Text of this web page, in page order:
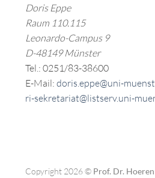
Doris Eppe
Raum 110.115
Leonardo-Campus 9
D-48149 Münster
Tel.: 0251/83-38600
E-Mail: doris.eppe@uni-
ri-sekretariat@listserv.uni-
Copyright 2026 © Prof. Dr. Hoeren